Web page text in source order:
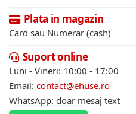
Plata in magazin
Card sau Numerar (cash)
Suport online
Luni - Vineri: 10:00 - 17:00
Email: contact@ehuse.ro
WhatsApp: doar mesaj text